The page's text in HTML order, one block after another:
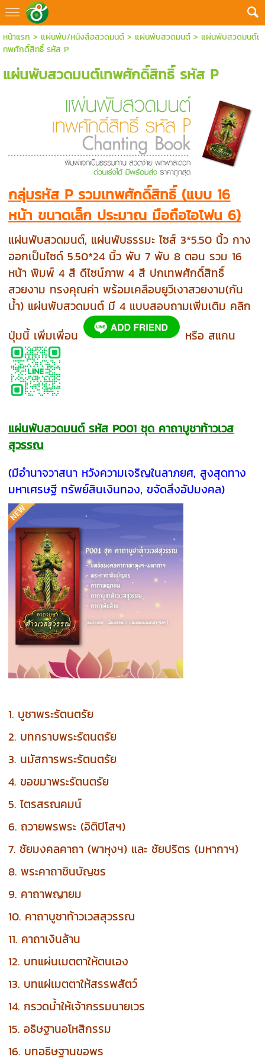
หน้าแรก > แผ่นพับ/หนังสือสวดมนต์> แผ่นพับสวดมนต์> แผ่นพับสวดมนต์เ
ทพศักดิ์สิทธิ์ รหัส P
แผ่นพับสวดมนต์เทพศักดิ์สิทธิ์ รหัส P
กลุ่มรหัส P รวมเทพศักดิ์สิทธิ์ (แบบ 16
หน้า ขนาดเล็ก ประมาณ มือถือไอโฟน 6)
แผ่นพับสวดมนต์, แผ่นพับธรรมะ ไซส์ 3*5.50 นิ้ว กาง
ออกเป็นไซด์ 5.50*24 นิ้ว พับ 7 พับ 8 ตอน รวม 16
หน้า พิมพ์ 4 สี ดีไซน์ภาพ 4 สี ปกเทพศักดิ์สิทธิ์
สวยงาม ทรงคุณค่า พร้อมเคลือบยูวีเงาสวยงาม(กัน
น้ำ) แผ่นพับสวดมนต์ มี 4 แบบสอบถามเพิ่มเติม คลิก
ปุ่มนี้ เพิ่มเพื่อน
หรือ สแกน
แผ่นพับสวดมนต์ รหัส P001 ชุด คาถาบูชาท้าวเวส
สุวรรณ
(มีอำนาจวาสนา หวังความเจริญในลาภยศ, สูงสุดทาง
มหาเศรษฐี ทรัพย์สินเงินทอง, ขจัดสิ่งอัปมงคล)
1. บูชาพระรัตนตรัย
2. บทกราบพระรัตนตรัย
3. นมัสการพระรัตนตรัย
4. ขอขมาพระรัตนตรัย
5. ไตรสรณคมน์
6. ถวายพรพระ (อิติปิโสฯ)
7. ชัยมงคลคาถา (พาหุงฯ) และ ชัยปริตร (มหากาฯ)
8. พระคาถาชินบัญชร
9. คาถาพญายม
10. คาถาบูชาท้าวเวสสุวรรณ
11. คาถาเงินล้าน
12. บทแผ่นเมตตาให้ตนเอง
13. บทแผ่เมตตาให้สรรพสัตว์
14. กรวดน้ำให้เจ้ากรรมนายเวร
15. อธิษฐานอโหสิกรรม
16. บทอธิษฐานขอพร